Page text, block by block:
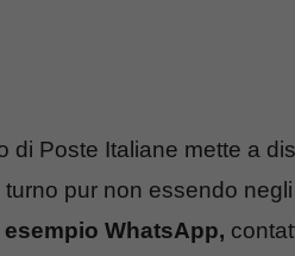
di Poste Italiane mette a
pur non essendo
esempio WhatsApp,